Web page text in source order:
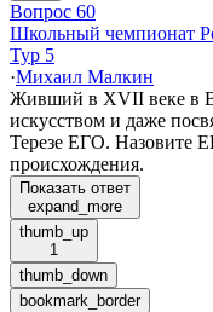
Вопрос 60
Школьный чемпионат
Тур 5
·Михаил Малкин
Живший в XVII веке в
искусством и даже
Терезе ЕГО. Назовите
происхождения.
Показать ответ
expand_more
thumb_up
1
thumb_down
bookmark_border